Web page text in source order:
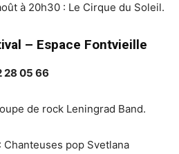
à 20h30 : Le Cirque du Soleil.
– Espace Fontvieille
28 05 66
de rock Leningrad Band.
pop Svetlana